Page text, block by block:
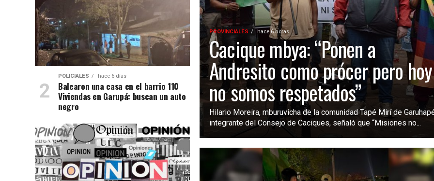
PROVINCIALES hace 6 horas
Cacique mbya: “Ponen a
Andresito como prócer pero hoy
no somos respetados”
Hilario Moreira, mburuvicha de la comunidad Tapé Mirí de
integrante del Consejo de Caciques, señaló que “Misiones no...
POLICIALES hace 6 días
Balearon una casa en el barrio 110
Viviendas en Garupá: buscan un auto
negro